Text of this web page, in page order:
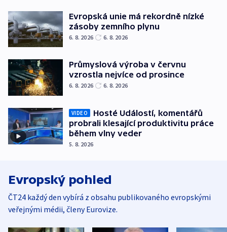
Evropská unie má rekordně nízké
zásoby zemního plynu
6. 8. 2026 6. 8. 2026
Průmyslová výroba v červnu
vzrostla nejvíce od prosince
6. 8. 2026 6. 8. 2026
VIDEO
Hosté Událostí, komentářů
probrali klesající produktivitu práce
během vlny veder
5. 8. 2026
Evropský pohled
ČT24 každý den vybírá z obsahu publikovaného evropskými
veřejnými médii, členy Eurovize.